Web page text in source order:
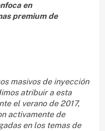
en
premium de
masivos de inyección
atribuir a esta
el verano de 2017,
activamente de
en los temas de